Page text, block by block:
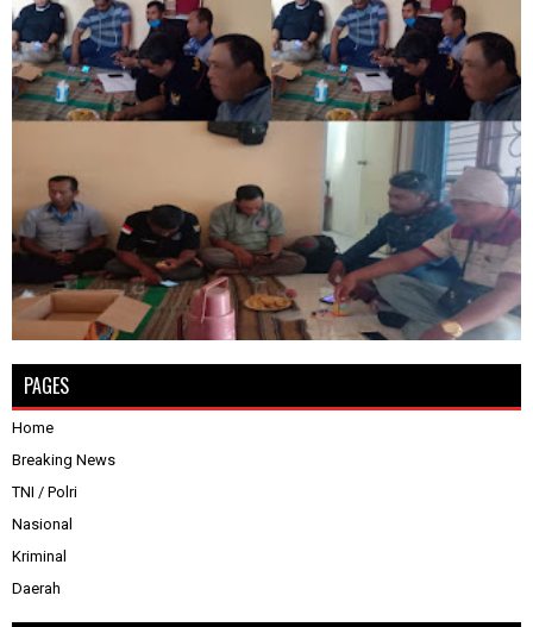
PAGES
Home
Breaking News
TNI / Polri
Nasional
Kriminal
Daerah